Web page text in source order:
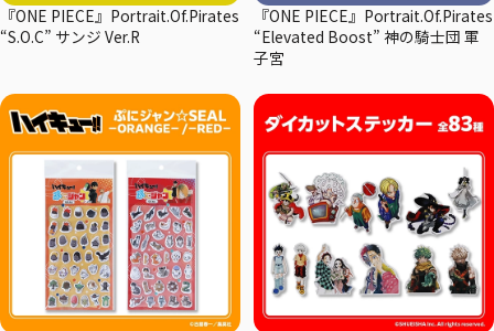
『ONE PIECE』Portrait.Of.Pirates
“S.O.C” サンジ Ver.R
『ONE PIECE』Portrait.Of.Pirates
“Elevated Boost” 神の騎士団 軍
子宮